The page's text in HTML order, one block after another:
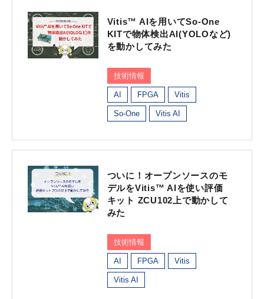
Vitis™ AIを用いてSo-One
KITで物体検出AI(YOLOなど)
を動かしてみた
技術情報
AI FPGA Vitis
So-One Vitis AI
ついに！オープンソースのモ
デルをVitis™ AIを使い評価
キット ZCU102上で動かして
みた
技術情報
AI FPGA Vitis
Vitis AI